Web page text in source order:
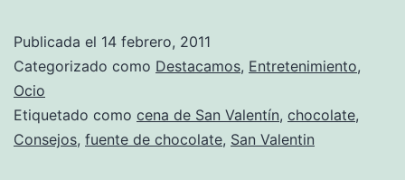
chocolate
San
Valentín!
Publicada el 14 febrero, 2011
Categorizado como Destacamos, Entretenimiento,
Ocio
Etiquetado como cena de San Valentín, chocolate,
Consejos, fuente de chocolate, San Valentin